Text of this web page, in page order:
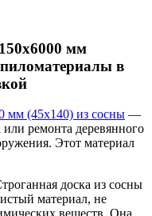
мм
в
мм (45х140) из сосны —
ремонта деревянного
Этот материал
доска из сосны
материал, не